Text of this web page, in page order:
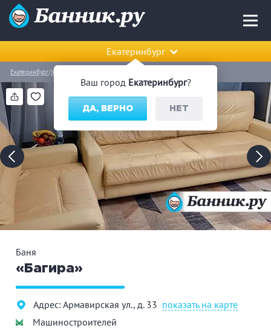
Ваш город Екатеринбург?
ДА, ВЕРНО НЕТ
Екатеринбург
Екатеринбург Железнодорожный район
Баня
«Багира»
Адрес: Армавирская ул., д. 33 показать на карте
Машиностроителей